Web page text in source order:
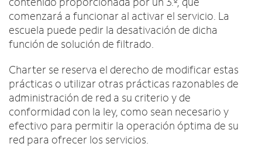
comenzará a funcionar al activar el servicio. La
escuela puede pedir la desativación de dicha
función de solución de filtrado.
Charter se reserva el derecho de modificar estas
prácticas o utilizar otras prácticas razonables de
administración de red a su criterio y de
conformidad con la ley, como sean necesario y
efectivo para permitir la operación óptima de su
red para ofrecer los servicios.